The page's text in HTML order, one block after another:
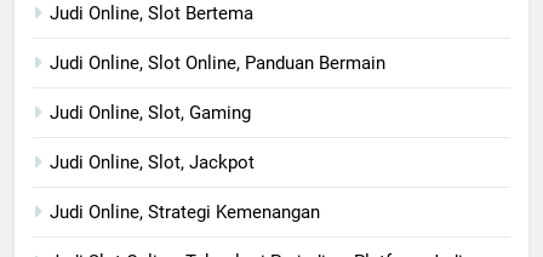
Judi Online, Slot Bertema
Judi Online, Slot Online, Panduan Bermain
Judi Online, Slot, Gaming
Judi Online, Slot, Jackpot
Judi Online, Strategi Kemenangan